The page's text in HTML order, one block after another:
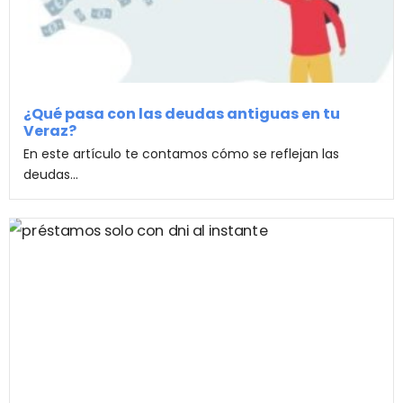
¿Qué pasa con las deudas antiguas en tu
Veraz?
En este artículo te contamos cómo se reflejan las
deudas...